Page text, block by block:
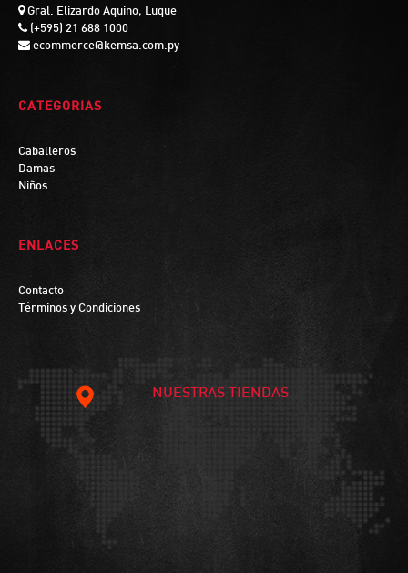
Gral. Elizardo Aquino, Luque
(+595) 21 688 1000
ecommerce@kemsa.com.py
CATEGORIAS
Caballeros
Damas
Niños
ENLACES
Contacto
Términos y Condiciones
NUESTRAS TIENDAS